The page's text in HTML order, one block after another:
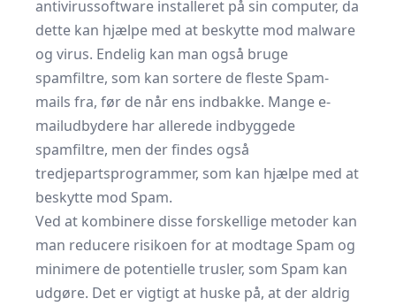
antivirussoftware installeret på sin computer, da
dette kan hjælpe med at beskytte mod malware
og virus. Endelig kan man også bruge
spamfiltre, som kan sortere de fleste Spam-
mails fra, før de når ens indbakke. Mange e-
mailudbydere har allerede indbyggede
spamfiltre, men der findes også
tredjepartsprogrammer, som kan hjælpe med at
beskytte mod Spam.
Ved at kombinere disse forskellige metoder kan
man reducere risikoen for at modtage Spam og
minimere de potentielle trusler, som Spam kan
udgøre. Det er vigtigt at huske på, at der aldrig